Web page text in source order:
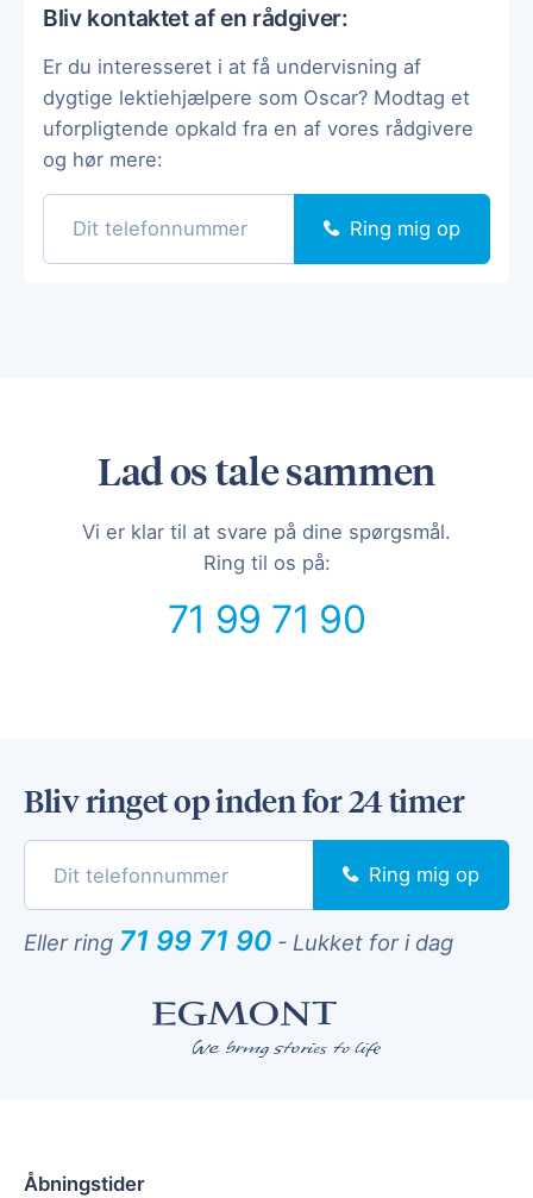
Bliv kontaktet af en rådgiver:
Er du interesseret i at få undervisning af
dygtige lektiehjælpere som Oscar? Modtag et
uforpligtende opkald fra en af vores rådgivere
og hør mere:
Ring mig op
Lad os tale sammen
Vi er klar til at svare på dine spørgsmål.
Ring til os på:
71 99 71 90
Bliv ringet op inden for 24 timer
Ring mig op
Eller ring 71 99 71 90 - Lukket for i dag
Åbningstider